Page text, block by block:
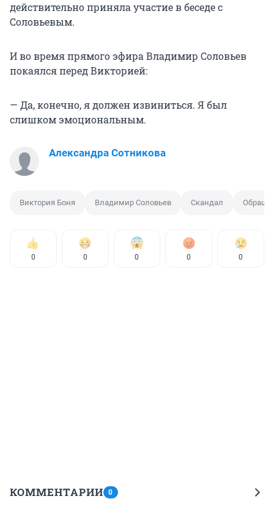
действительно приняла участие в беседе с
Соловьевым.
И во время прямого эфира Владимир Соловьев
покаялся перед Викторией:
— Да, конечно, я должен извиниться. Я был
слишком эмоциональным.
Александра Сотникова
Виктория Боня Владимир Соловьев Скандал
0 0 0 0 0
КОММЕНТАРИИ 0